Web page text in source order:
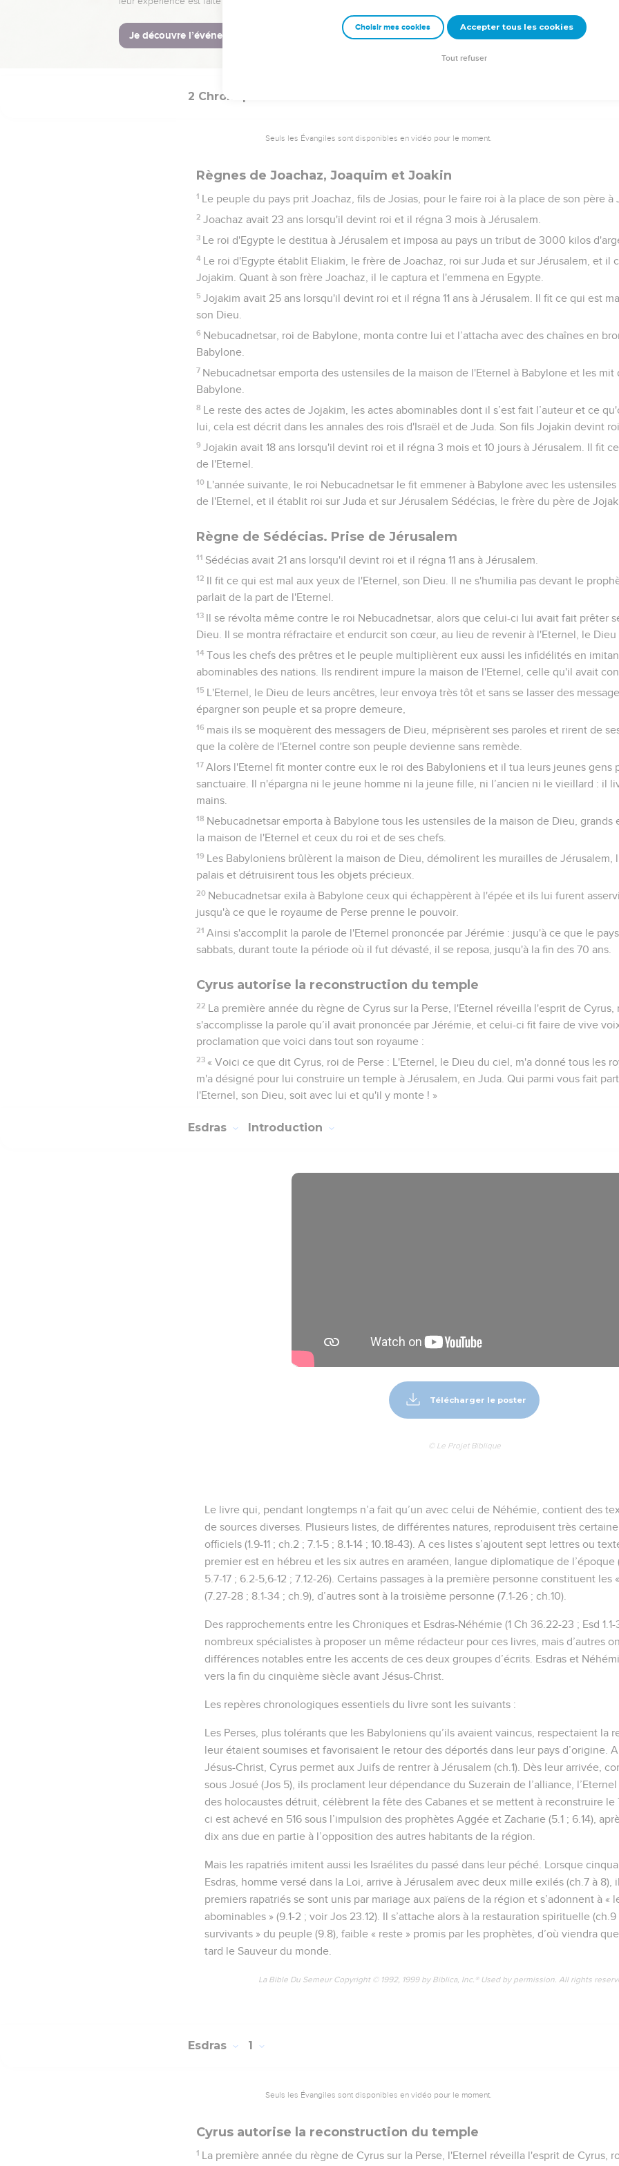
26 Le reste des actes de Josias et sa piété conforme à ce qui est prescrit dans la loi de
ses actes, des premiers aux derniers, cela est décrit dans les annales des rois d'Israël
2 Chroniques
Seuls les Évangiles sont disponibles en vidéo pour le moment.
Règnes de Joachaz, Joaquim et Joakin
1 Le peuple du pays prit Joachaz, fils de Josias, pour le faire roi à la place de son père à
2 Joachaz avait 23 ans lorsqu'il devint roi et il régna 3 mois à Jérusalem.
3 Le roi d'Egypte le destitua à Jérusalem et imposa au pays un tribut de 3000 kilos
4 Le roi d'Egypte établit Eliakim, le frère de Joachaz, roi sur Juda et sur Jérusalem, et il
Jojakim. Quant à son frère Joachaz, il le captura et l'emmena en Egypte.
5 Jojakim avait 25 ans lorsqu'il devint roi et il régna 11 ans à Jérusalem. Il fit ce qui est
son Dieu.
6 Nebucadnetsar, roi de Babylone, monta contre lui et l’attacha avec des chaînes en
Babylone.
7 Nebucadnetsar emporta des ustensiles de la maison de l'Eternel à Babylone et les mit
Babylone.
8 Le reste des actes de Jojakim, les actes abominables dont il s’est fait l’auteur et ce
lui, cela est décrit dans les annales des rois d'Israël et de Juda. Son fils Jojakin devint roi
9 Jojakin avait 18 ans lorsqu'il devint roi et il régna 3 mois et 10 jours à Jérusalem. Il fit
de l'Eternel.
10 L'année suivante, le roi Nebucadnetsar le fit emmener à Babylone avec les
de l'Eternel, et il établit roi sur Juda et sur Jérusalem Sédécias, le frère du père de
Règne de Sédécias. Prise de Jérusalem
11 Sédécias avait 21 ans lorsqu'il devint roi et il régna 11 ans à Jérusalem.
12 Il fit ce qui est mal aux yeux de l'Eternel, son Dieu. Il ne s'humilia pas devant le
parlait de la part de l'Eternel.
13 Il se révolta même contre le roi Nebucadnetsar, alors que celui-ci lui avait fait prêter
Dieu. Il se montra réfractaire et endurcit son cœur, au lieu de revenir à l'Eternel, le Dieu
14 Tous les chefs des prêtres et le peuple multiplièrent eux aussi les infidélités en
abominables des nations. Ils rendirent impure la maison de l'Eternel, celle qu'il avait
15 L'Eternel, le Dieu de leurs ancêtres, leur envoya très tôt et sans se lasser des
épargner son peuple et sa propre demeure,
16 mais ils se moquèrent des messagers de Dieu, méprisèrent ses paroles et rirent de
que la colère de l'Eternel contre son peuple devienne sans remède.
17 Alors l'Eternel fit monter contre eux le roi des Babyloniens et il tua leurs jeunes gens
sanctuaire. Il n'épargna ni le jeune homme ni la jeune fille, ni l’ancien ni le vieillard : il
mains.
18 Nebucadnetsar emporta à Babylone tous les ustensiles de la maison de Dieu, grands
la maison de l'Eternel et ceux du roi et de ses chefs.
19 Les Babyloniens brûlèrent la maison de Dieu, démolirent les murailles de Jérusalem,
palais et détruisirent tous les objets précieux.
20 Nebucadnetsar exila à Babylone ceux qui échappèrent à l'épée et ils lui furent
jusqu'à ce que le royaume de Perse prenne le pouvoir.
21 Ainsi s'accomplit la parole de l'Eternel prononcée par Jérémie : jusqu'à ce que le
sabbats, durant toute la période où il fut dévasté, il se reposa, jusqu'à la fin des 70 ans.
Cyrus autorise la reconstruction du temple
22 La première année du règne de Cyrus sur la Perse, l'Eternel réveilla l'esprit de Cyrus,
s'accomplisse la parole qu’il avait prononcée par Jérémie, et celui-ci fit faire de vive
proclamation que voici dans tout son royaume :
23 « Voici ce que dit Cyrus, roi de Perse : L'Eternel, le Dieu du ciel, m'a donné tous les
m'a désigné pour lui construire un temple à Jérusalem, en Juda. Qui parmi vous fait
l'Eternel, son Dieu, soit avec lui et qu'il y monte ! »
Esdras Introduction
Télécharger le poster
© Le Projet Biblique
Le livre qui, pendant longtemps n’a fait qu’un avec celui de Néhémie, contient des
de sources diverses. Plusieurs listes, de différentes natures, reproduisent très
officiels (1.9-11 ; ch.2 ; 7.1-5 ; 8.1-14 ; 10.18-43). A ces listes s’ajoutent sept lettres ou
premier est en hébreu et les six autres en araméen, langue diplomatique de l’époque
5.7-17 ; 6.2-5,6-12 ; 7.12-26). Certains passages à la première personne constituent les
(7.27-28 ; 8.1-34 ; ch.9), d’autres sont à la troisième personne (7.1-26 ; ch.10).
Des rapprochements entre les Chroniques et Esdras-Néhémie (1 Ch 36.22-23 ; Esd
nombreux spécialistes à proposer un même rédacteur pour ces livres, mais d’autres
différences notables entre les accents de ces deux groupes d’écrits. Esdras et
vers la fin du cinquième siècle avant Jésus-Christ.
Les repères chronologiques essentiels du livre sont les suivants :
Les Perses, plus tolérants que les Babyloniens qu’ils avaient vaincus, respectaient la
leur étaient soumises et favorisaient le retour des déportés dans leur pays d’origine.
Jésus-Christ, Cyrus permet aux Juifs de rentrer à Jérusalem (ch.1). Dès leur arrivée,
sous Josué (Jos 5), ils proclament leur dépendance du Suzerain de l’alliance, l’Eternel
des holocaustes détruit, célèbrent la fête des Cabanes et se mettent à reconstruire le
ci est achevé en 516 sous l’impulsion des prophètes Aggée et Zacharie (5.1 ; 6.14),
dix ans due en partie à l’opposition des autres habitants de la région.
Mais les rapatriés imitent aussi les Israélites du passé dans leur péché. Lorsque
Esdras, homme versé dans la Loi, arrive à Jérusalem avec deux mille exilés (ch.7 à 8),
premiers rapatriés se sont unis par mariage aux païens de la région et s’adonnent à «
abominables » (9.1-2 ; voir Jos 23.12). Il s’attache alors à la restauration spirituelle (ch.9
survivants » du peuple (9.8), faible « reste » promis par les prophètes, d’où viendra
tard le Sauveur du monde.
La Bible Du Semeur Copyright © 1992, 1999 by Biblica, Inc.® Used by permission. All rights
Esdras 1
Seuls les Évangiles sont disponibles en vidéo pour le moment.
Cyrus autorise la reconstruction du temple
1 La première année du règne de Cyrus sur la Perse, l'Eternel réveilla l'esprit de Cyrus,
Choisir mes cookies Accepter tous les cookies
Tout refuser